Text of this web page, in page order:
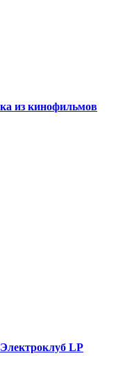
из кинофильмов
LP